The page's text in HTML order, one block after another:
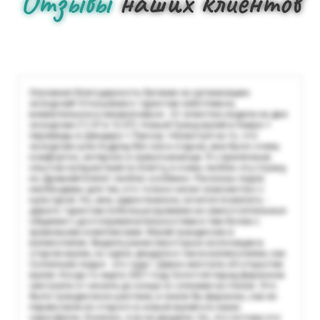
Огромная благодарность Евгении за организацию
экскурсий! Отношение к туристам заботливое,
внимательное и ненавязчивое . От агенства ездила на две
экскурсии (11.07 и 12.07): Новый Гранд музей в Каире +
пирамиды и Дендера + Луксор. Несмотря на то, что
экскурсии шли подряд без сна и отдыха, мне было очень
комфортно, интерсно и захватывающе. Я с приличным
опытом путешествий по Египту, и очень люблю эту страну,
но Древний Египет люблю особенно. Рассказы гидов
необходимы для тех, кто только начал знакомство с
культурой. Но, мне, единственное, хочется пожелать -
давать туристам побольше времени на самостоятельные
общение с достопримечательностями и тем-более с
храмовыми комплексами. Музей грандиозен и
великолепен. Видела ранее некоторые экспозиции в
старом музее, но здесь увидела и такое великолепие, как
Солнечная ладья - это чудо ! Давно мечтала об открытии
музея. Когда-то ещё в 2021 году Золотой парад фараонов
смотрела от начала до конца со слезами на глазах. Это
было грандиозное шествие, и знали бы фараоны, как их
перевозили из старого в новый музей и в каких
саркофагах. Конечно, я их не увидела. Но, это потому что